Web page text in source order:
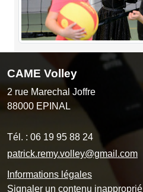
CAME Volley
2 rue Marechal Joffre
88000 EPINAL
Tél. : 06 19 95 88 24
patrick.remy.volley@gmail.com
Informations légales
Signaler un contenu inapproprié